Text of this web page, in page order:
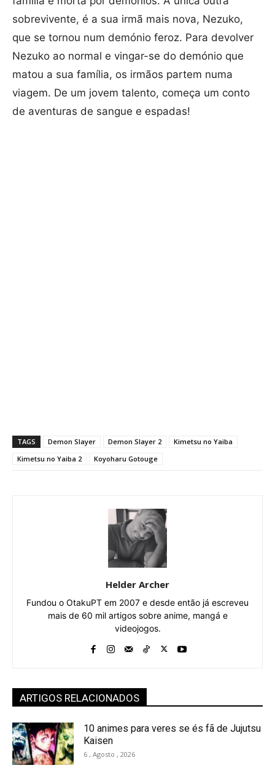
sobrevivente, é a sua irmã mais nova, Nezuko,
que se tornou num demónio feroz. Para devolver
Nezuko ao normal e vingar-se do demónio que
matou a sua família, os irmãos partem numa
viagem. De um jovem talento, começa um conto
de aventuras de sangue e espadas!
TAGS Demon Slayer Demon Slayer 2
Kimetsu no Yaiba
Kimetsu no Yaiba 2
Koyoharu Gotouge
Helder Archer
Fundou o OtakuPT em 2007 e desde então já escreveu
mais de 60 mil artigos sobre anime, mangá e
videojogos.
ARTIGOS RELACIONADOS
10 animes para veres se és fã de Jujutsu
Kaisen
6 , Agosto , 2026